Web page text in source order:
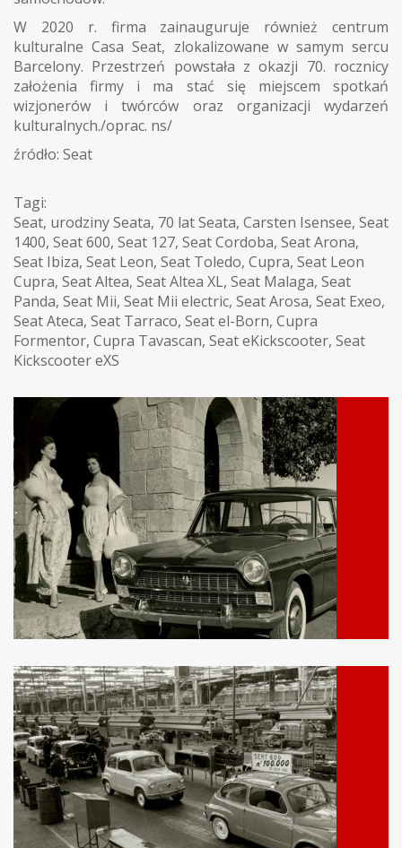
W 2020 r. firma zainauguruje również centrum
kulturalne Casa Seat, zlokalizowane w samym sercu
Barcelony. Przestrzeń powstała z okazji 70. rocznicy
założenia firmy i ma stać się miejscem spotkań
wizjonerów i twórców oraz organizacji wydarzeń
kulturalnych./oprac. ns/
źródło: Seat
Tagi:
Seat, urodziny Seata, 70 lat Seata, Carsten Isensee, Seat
1400, Seat 600, Seat 127, Seat Cordoba, Seat Arona,
Seat Ibiza, Seat Leon, Seat Toledo, Cupra, Seat Leon
Cupra, Seat Altea, Seat Altea XL, Seat Malaga, Seat
Panda, Seat Mii, Seat Mii electric, Seat Arosa, Seat Exeo,
Seat Ateca, Seat Tarraco, Seat el-Born, Cupra
Formentor, Cupra Tavascan, Seat eKickscooter, Seat
Kickscooter eXS